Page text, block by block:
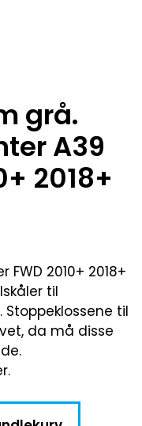
grå.
A39
2018+
2010+ 2018+
til
Stoppeklossene til
da må disse